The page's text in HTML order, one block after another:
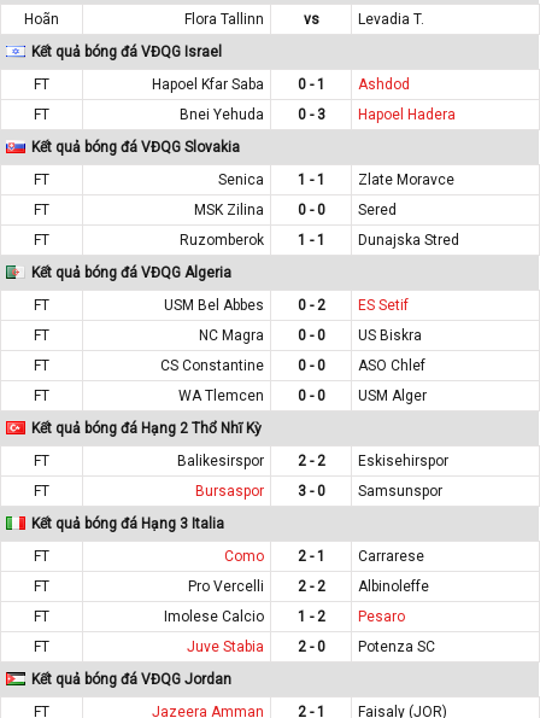
Hoãn
Flora Tallinn vs
Levadia T.
Kết quả bóng đá VĐQG Israel
FT
Hapoel Kfar Saba 0 - 1
Ashdod
FT
Bnei Yehuda 0 - 3
Hapoel Hadera
Kết quả bóng đá VĐQG Slovakia
FT
Senica 1 - 1
Zlate Moravce
FT
MSK Zilina 0 - 0
Sered
FT
Ruzomberok 1 - 1
Dunajska Stred
Kết quả bóng đá VĐQG Algeria
FT
USM Bel Abbes 0 - 2
ES Setif
FT
NC Magra 0 - 0
US Biskra
FT
CS Constantine 0 - 0
ASO Chlef
FT
WA Tlemcen 0 - 0
USM Alger
Kết quả bóng đá Hạng 2 Thổ Nhĩ Kỳ
FT
Balikesirspor 2 - 2
Eskisehirspor
FT
Bursaspor 3 - 0
Samsunspor
Kết quả bóng đá Hạng 3 Italia
FT
Como 2 - 1
Carrarese
FT
Pro Vercelli 2 - 2
Albinoleffe
FT
Imolese Calcio 1 - 2
Pesaro
FT
Juve Stabia 2 - 0
Potenza SC
Kết quả bóng đá VĐQG Jordan
FT
Jazeera Amman 2 - 1
Faisaly (JOR)